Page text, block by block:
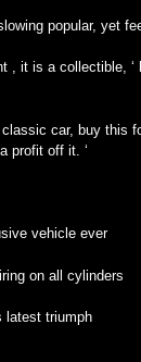
popular, yet
, it is a collectible, ‘
car, buy this
profit off it. ‘
vehicle ever
on all cylinders
latest triumph